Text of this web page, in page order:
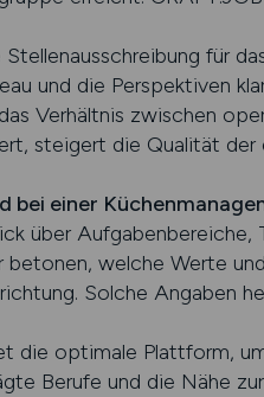
für
und die Perspektiven
Verhältnis zwischen
steigert die Qualität der
bei einer
über
welche Werte
Solche Angaben
die optimale Plattform,
Berufe und die Nähe